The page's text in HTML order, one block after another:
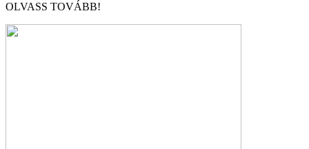
OLVASS TOVÁBB!